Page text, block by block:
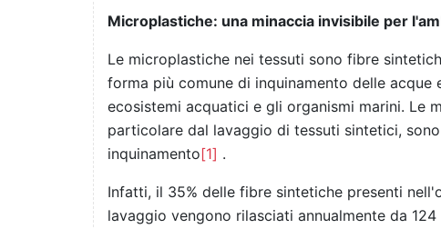
Microplastiche: una minaccia invisibile per
Le microplastiche nei tessuti sono fibre
forma più comune di inquinamento delle acque
ecosistemi acquatici e gli organismi marini. Le
particolare dal lavaggio di tessuti sintetici,
inquinamento[1] .
Infatti, il 35% delle fibre sintetiche presenti
lavaggio vengono rilasciati annualmente da